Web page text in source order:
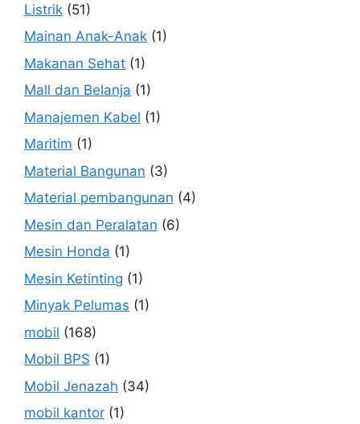
Listrik (51)
Mainan Anak-Anak (1)
Makanan Sehat (1)
Mall dan Belanja (1)
Manajemen Kabel (1)
Maritim (1)
Material Bangunan (3)
Material pembangunan (4)
Mesin dan Peralatan (6)
Mesin Honda (1)
Mesin Ketinting (1)
Minyak Pelumas (1)
mobil (168)
Mobil BPS (1)
Mobil Jenazah (34)
mobil kantor (1)